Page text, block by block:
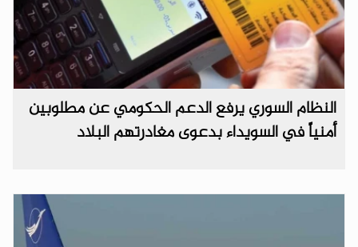
النظام السوري يرفع الدعم الحكومي عن مطلوبين
أمنياً في السويداء بدعوى مغادرتهم البلاد